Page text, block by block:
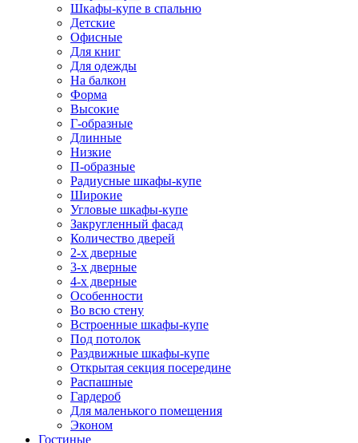
Шкафы-купе в спальню
Детские
Офисные
Для книг
Для одежды
На балкон
Форма
Высокие
Г-образные
Длинные
Низкие
П-образные
Радиусные шкафы-купе
Широкие
Угловые шкафы-купе
Закругленный фасад
Количество дверей
2-х дверные
3-х дверные
4-х дверные
Особенности
Во всю стену
Встроенные шкафы-купе
Под потолок
Раздвижные шкафы-купе
Открытая секция посередине
Распашные
Гардероб
Для маленького помещения
Эконом
Гостиные